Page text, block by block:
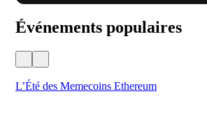
Événements populaires
L’Été des Memecoins Ethereum